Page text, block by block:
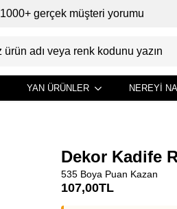
1000+ gerçek müşteri yorumu
YAN ÜRÜNLER NEREYI
Dekor Kadife
535 Boya Puan Kazan
107,00TL